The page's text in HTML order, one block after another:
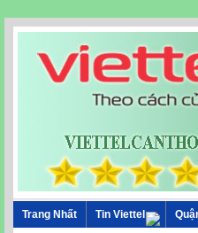
Trang Nhất Tin Viettel